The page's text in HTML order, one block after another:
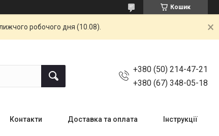
Кошик
робочого дня (10.08).
+380 (50) 214-47-21
+380 (67) 348-05-18
Контакти Доставка та оплата Інструкції